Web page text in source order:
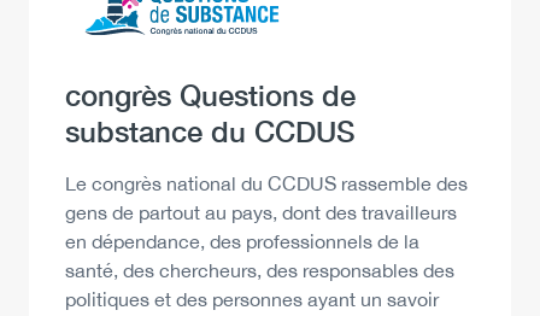
Heading
congrès Questions de
substance du CCDUS
Description
Le congrès national du CCDUS rassemble des
gens de partout au pays, dont des travailleurs
en dépendance, des professionnels de la
santé, des chercheurs, des responsables des
politiques et des personnes ayant un savoir